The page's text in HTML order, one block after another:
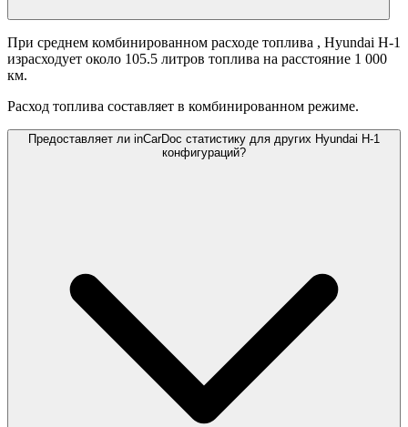
При среднем комбинированном расходе топлива , Hyundai H-1
израсходует около 105.5 литров топлива на расстояние 1 000
км.
Расход топлива составляет в комбинированном режиме.
Предоставляет ли inCarDoc статистику для других Hyundai H-1
конфигураций?